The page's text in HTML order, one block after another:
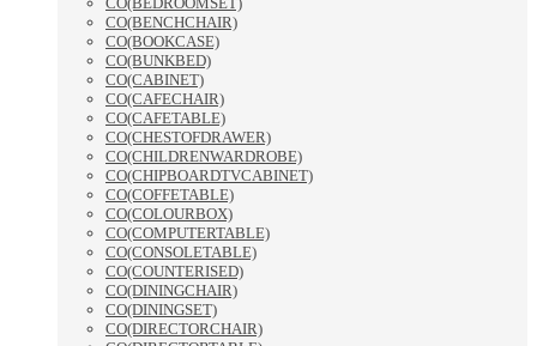
CO(BENCHCHAIR)
CO(BOOKCASE)
CO(BUNKBED)
CO(CABINET)
CO(CAFECHAIR)
CO(CAFETABLE)
CO(CHESTOFDRAWER)
CO(CHILDRENWARDROBE)
CO(CHIPBOARDTVCABINET)
CO(COFFETABLE)
CO(COLOURBOX)
CO(COMPUTERTABLE)
CO(CONSOLETABLE)
CO(COUNTERISED)
CO(DININGCHAIR)
CO(DININGSET)
CO(DIRECTORCHAIR)